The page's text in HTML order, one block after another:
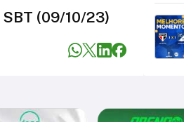
(09/10/23)